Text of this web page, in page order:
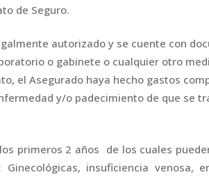
de Seguro.
autorizado y se cuente con
o gabinete o cualquier otro
el Asegurado haya hecho gastos
y/o padecimiento de que se
primeros 2 años de los cuales
insuficiencia venosa,